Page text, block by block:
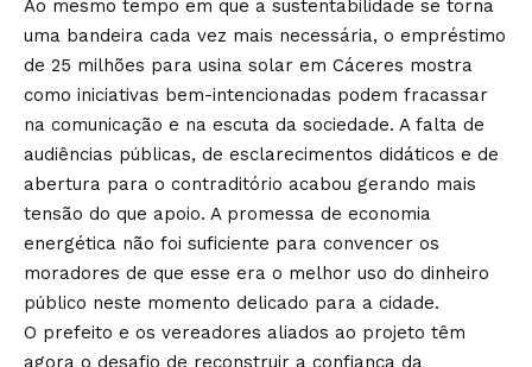
Ao mesmo tempo em que a sustentabilidade se torna
uma bandeira cada vez mais necessária, o empréstimo
de 25 milhões para usina solar em Cáceres mostra
como iniciativas bem-intencionadas podem fracassar
na comunicação e na escuta da sociedade. A falta de
audiências públicas, de esclarecimentos didáticos e de
abertura para o contraditório acabou gerando mais
tensão do que apoio. A promessa de economia
energética não foi suficiente para convencer os
moradores de que esse era o melhor uso do dinheiro
público neste momento delicado para a cidade.
O prefeito e os vereadores aliados ao projeto têm
agora o desafio de reconstruir a confiança da